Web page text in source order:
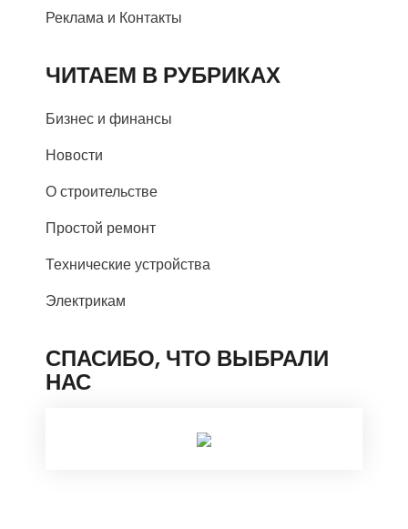
Реклама и Контакты
ЧИТАЕМ В РУБРИКАХ
Бизнес и финансы
Новости
О строительстве
Простой ремонт
Технические устройства
Электрикам
СПАСИБО, ЧТО ВЫБРАЛИ
НАС